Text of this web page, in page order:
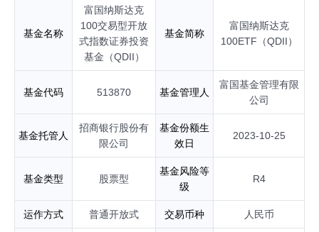
式指数证券投资基金（QDII）基金经理；自2025年07月起任富
国恒生港股通高股息低波动交易型开放式指数证券投资基金
（QDII）基金经理；自2025年09月起任富国恒指港股通交易型
开放式指数证券投资基金发起式联接基金基金经理；自2025年
10月起任富国创业板新能源交易型开放式指数证券投资基金基
金经理；自2025年12月起任富国中证工程机械主题交易型开放
式指数证券投资基金基金经理；自2026年02月起任富国国证石
02月起任富国中证工业有色金属主题交易型开放式指数证券投
资基金基金经理；自2026年03月起任富国创业板新能源交易型
05月起任富国中证全指红利质量交易型开放式指数证券投资基
金基金经理；自2026年05月起任富国国证石油天然气交易型开
月起任富国中证工业有色金属主题交易型开放式指数证券投资
基金名称
富国纳斯达克
100交易型开放
式指数证券投资
基金（QDII）
基金简称
富国纳斯达克
100ETF（QDII）
基金代码 513870 基金管理人
富国基金管理有限
公司
基金托管人
招商银行股份有
限公司
基金份额生
效日
2023-10-25
基金类型 股票型
基金风险等
级
R4
运作方式 普通开放式 交易币种 人民币